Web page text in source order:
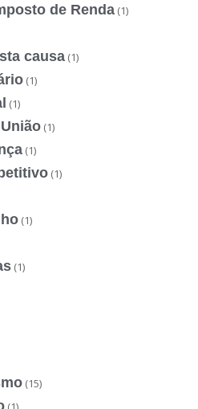
de Renda (1)
causa (1)
(1)
(1)
(1)
(1)
(1)
(1)
(1)
(15)